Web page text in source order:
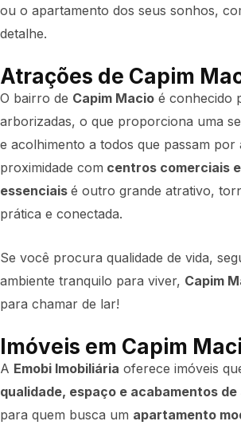
ou o apartamento dos seus sonhos,
detalhe.
Atrações de Capim
O bairro de Capim Macio é conhecido
arborizadas, o que proporciona uma
e acolhimento a todos que passam por
proximidade com centros comerciais
essenciais é outro grande atrativo,
prática e conectada.
Se você procura qualidade de vida,
ambiente tranquilo para viver, Capim
para chamar de lar!
Imóveis em Capim
A Emobi Imobiliária oferece imóveis
qualidade, espaço e acabamentos
para quem busca um apartamento